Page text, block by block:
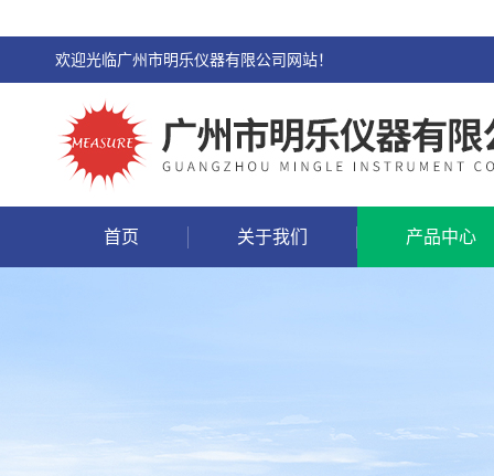
欢迎光临广州市明乐仪器有限公司网站！
首页 关于我们 产品中心